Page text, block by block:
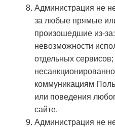
Администрация не
за любые прямые
произошедшие из-
невозможности
отдельных сервисов;
коммуникациям
или поведения
сайте.
Администрация не